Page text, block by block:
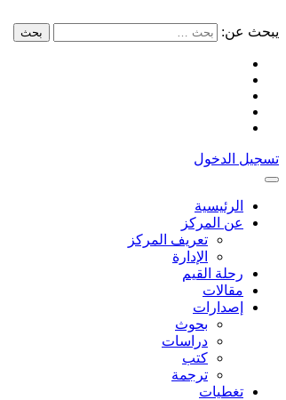
يبحث عن: بحث
تسجيل الدخول
الرئيسية
عن المركز
تعريف المركز
الإدارة
رحلة القيم
مقالات
إصدارات
بحوث
دراسات
كتب
ترجمة
تغطيات